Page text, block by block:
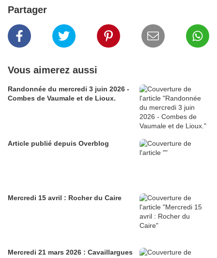
Partager
Vous aimerez aussi
Randonnée du mercredi 3 juin 2026 -
Combes de Vaumale et de Lioux.
Article publié depuis Overblog
Mercredi 15 avril : Rocher du Caire
Mercredi 21 mars 2026 : Cavaillargues